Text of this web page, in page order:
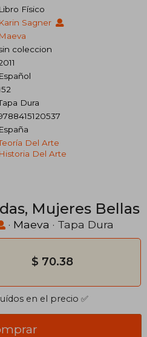
Libro Físico
Karin Sagner
Maeva
coleccion
Español
Dura
España
Del Arte
Historia Del Arte
Mujeres Bellas
· Maeva · Tapa Dura
$ 70.38
en el precio ✅